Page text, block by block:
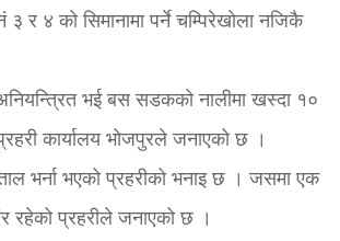
३ र ४ को सिमानामा पर्ने चम्पिरेखोला नजिकै
भई बस सडकको नालीमा खस्दा १०
कार्यालय भोजपुरले जनाएको छ ।
भर्ना भएको प्रहरीको भनाइ छ । जसमा एक
रहेको प्रहरीले जनाएको छ ।